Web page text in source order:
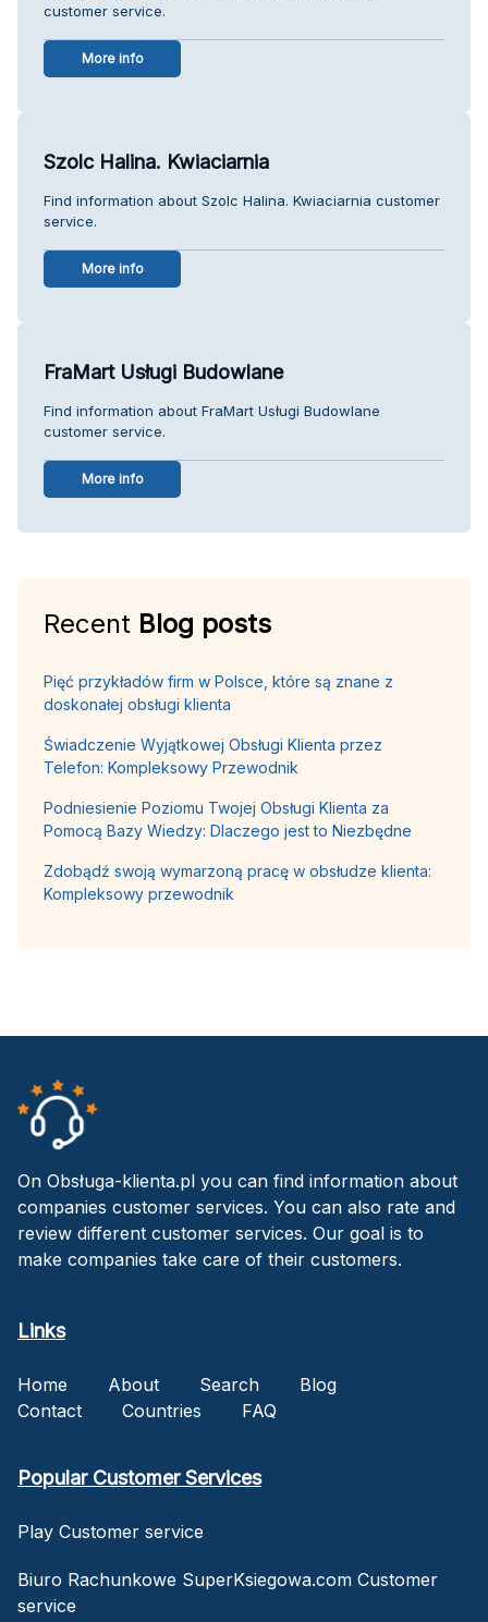
customer service.
More info
Szolc Halina. Kwiaciarnia
Find information about Szolc Halina. Kwiaciarnia customer
service.
More info
FraMart Usługi Budowlane
Find information about FraMart Usługi Budowlane
customer service.
More info
Recent Blog posts
Pięć przykładów firm w Polsce, które są znane z
doskonałej obsługi klienta
Świadczenie Wyjątkowej Obsługi Klienta przez
Telefon: Kompleksowy Przewodnik
Podniesienie Poziomu Twojej Obsługi Klienta za
Pomocą Bazy Wiedzy: Dlaczego jest to Niezbędne
Zdobądź swoją wymarzoną pracę w obsłudze klienta:
Kompleksowy przewodnik
On Obsługa-klienta.pl you can find information about
companies customer services. You can also rate and
review different customer services. Our goal is to
make companies take care of their customers.
Links
Home About Search
Blog
Contact
Countries FAQ
Popular Customer Services
Play Customer service
Biuro Rachunkowe SuperKsiegowa.com Customer
service